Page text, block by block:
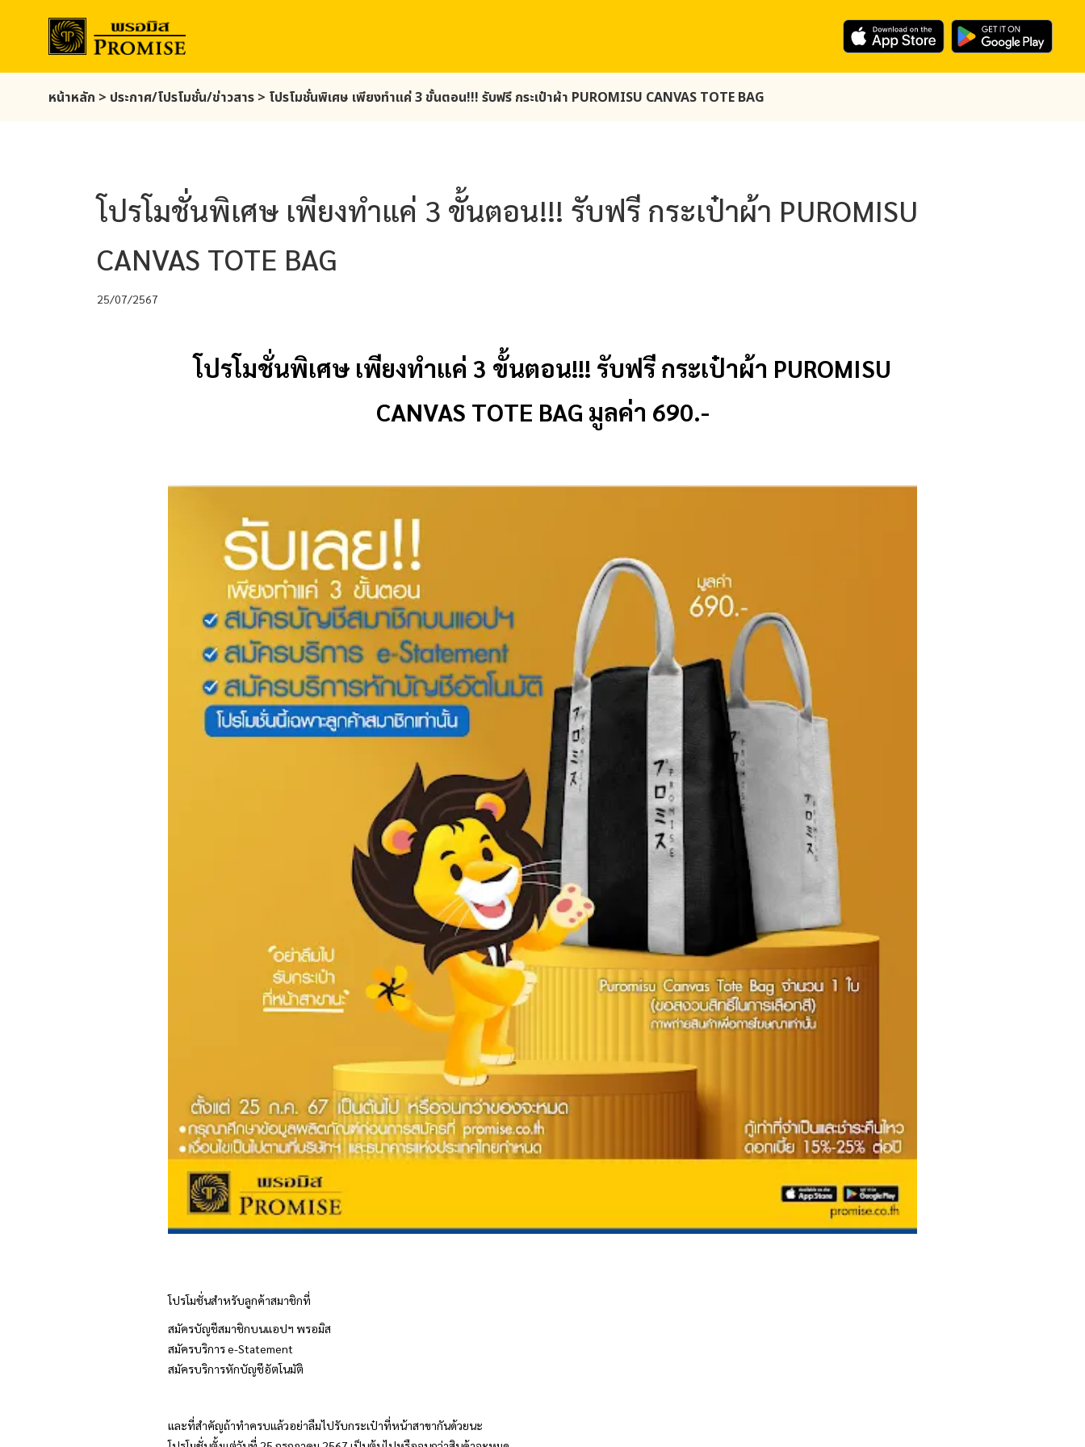
หน้าหลัก > ประกาศ/โปรโมชั่น/ข่าวสาร > โปรโมชั่นพิเศษ เพียงทำแค่ 3 ขั้นตอน!!! รับฟรี กระเป๋าผ้า PUROMISU CANVAS TOTE BAG
โปรโมชั่นพิเศษ เพียงทำแค่ 3 ขั้นตอน!!! รับฟรี กระเป๋าผ้า PUROMISU
CANVAS TOTE BAG
25/07/2567
โปรโมชั่นพิเศษ เพียงทำแค่ 3 ขั้นตอน!!! รับฟรี กระเป๋าผ้า PUROMISU
CANVAS TOTE BAG มูลค่า 690.-
โปรโมชั่นสำหรับลูกค้าสมาชิกที่
สมัครบัญชีสมาชิกบนแอปฯพรอมิส
สมัครบริการ e-Statement
สมัครบริการหักบัญชีอัตโนมัติ
และที่สำคัญถ้าทำครบแล้วอย่าลืมไปรับกระเป๋าที่หน้าสาขากันด้วยนะ